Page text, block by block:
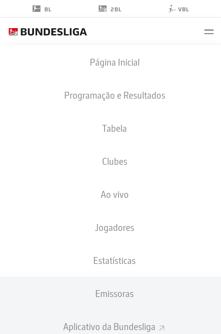
BL 2BL VBL
Página Inicial
Programação e Resultados
Tabela
Clubes
Ao vivo
Jogadores
Estatísticas
Emissoras
Aplicativo da Bundesliga